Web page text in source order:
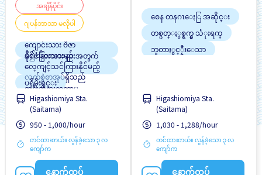
အချိန်ပိုင်း
ဂျပန်ဘာသာ မလိုပါ
ကျောင်းသား ဗီဇာ
ပို၍လိုလားသည်
နိုင်ငံခြားသားများအတွက်
လေ့ကျင့်သင်ကြားနိုင်မည့်
လက်စွဲစာအုပ်ရှိသည်
ပရိုမိုးရွင္း
အနီးအနားဘူတာမှ
ဘတ်စ်ကားဝင်ဆောင်မှုရှိ
သည်
အမျိုးသမီး ပို၍လိုလားသည်
အမျိုးသား ပို၍လိုလားသည်
အလုပ္အေတြ႕အၾကံဳရွိရန္မ
လို
ႏိုင္ငံျခားသားအလုပ္
Higashiomiya Sta.
(Saitama)
950 - 1,000/hour
တင်ထားတယ်။ လွန်ခဲ့သော ၃ လ
ကျော်က
နောက်ထပ်
စေန တနဂၤေႏြ အဆိုင္း
တစ္ပတ္ႏွစ္ရက္မွ သံုးရက္
ဘူတာႏွင့္နီးေသာ
Higashiomiya Sta.
(Saitama)
1,030 - 1,288/hour
တင်ထားတယ်။ လွန်ခဲ့သော ၃ လ
ကျော်က
နောက်ထပ်